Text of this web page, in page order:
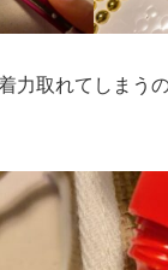
力取れてしまう